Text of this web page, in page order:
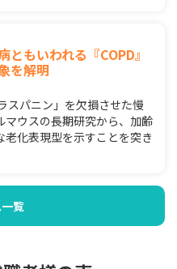
ともいわれる『COPD』
を解明
スパニン」を欠損させた慢
マウスの長期研究から、加齢
老化表現型を示すことを突き
覧